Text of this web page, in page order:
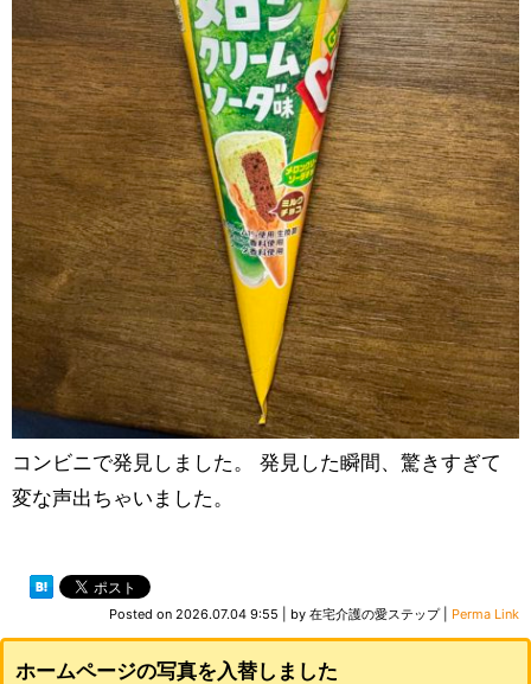
コンビニで発見しました。 発見した瞬間、驚きすぎて
変な声出ちゃいました。
Posted on 2026.07.04 9:55 by 在宅介護の愛ステップ| Perma Link
ホームページの写真を入替しました